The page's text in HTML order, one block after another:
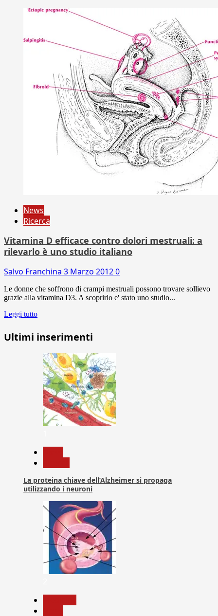
News
Ricerca
Vitamina D efficace contro dolori mestruali: a
rilevarlo è uno studio italiano
Salvo Franchina 3 Marzo 20120
Le donne che soffrono di crampi mestruali possono trovare sollievo
grazie alla vitamina D3. A scoprirlo e' stato uno studio...
Leggi tutto
Ultimi inserimenti
La proteina chiave dell’Alzheimer si propaga
utilizzando i neuroni